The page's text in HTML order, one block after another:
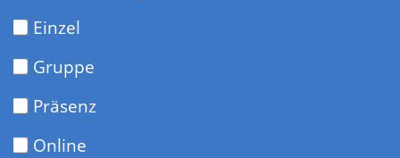
Einzel
Gruppe
Präsenz
Online